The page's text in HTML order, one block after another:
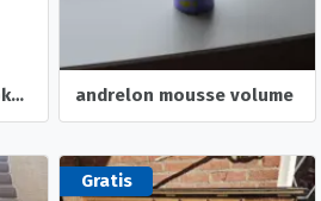
dozen stoppen met roken. pleisters en kauwgum andrelon mousse volume
Gratis